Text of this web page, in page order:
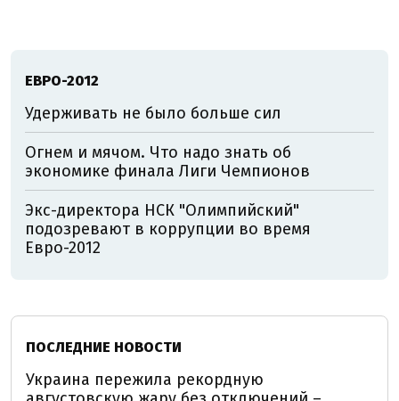
ЕВРО-2012
Удерживать не было больше сил
Огнем и мячом. Что надо знать об
экономике финала Лиги Чемпионов
Экс-директора НСК "Олимпийский"
подозревают в коррупции во время
Евро-2012
ПОСЛЕДНИЕ НОВОСТИ
Украина пережила рекордную